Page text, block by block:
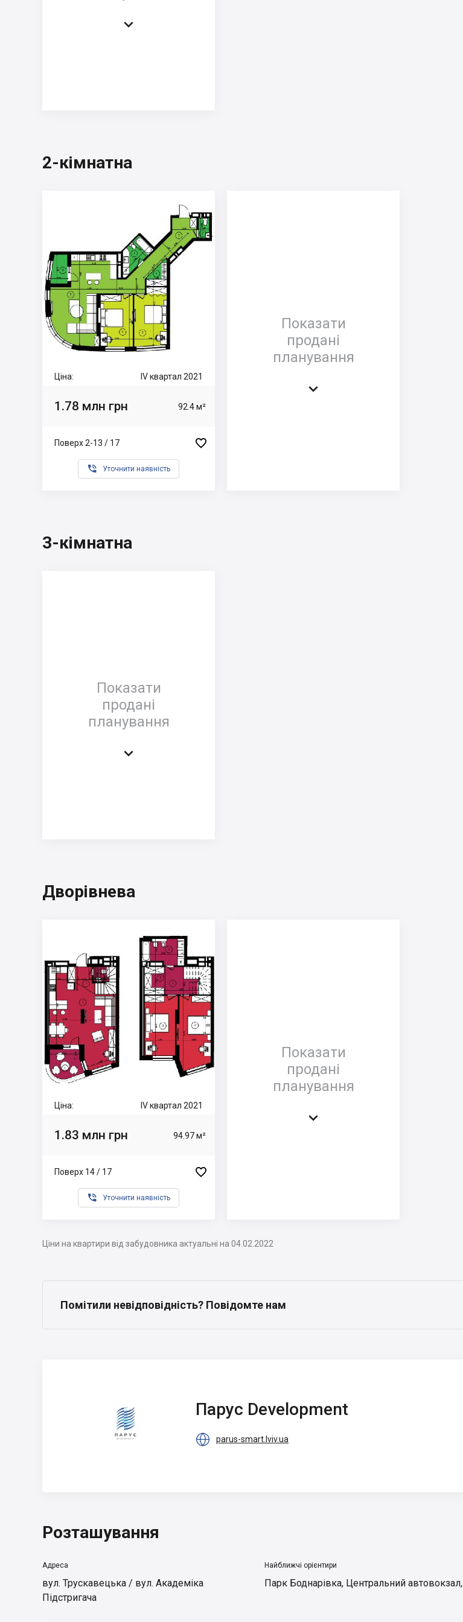

2-кімнатна
Ціна: IV квартал 2021
1.78 млн грн 92.4 м²
Поверх 2-13 / 17 
 Уточнити наявність
Показати
продані
планування

3-кімнатна
Показати
продані
планування

Дворівнева
Ціна: IV квартал 2021
1.83 млн грн 94.97 м²
Поверх 14 / 17 
 Уточнити наявність
Показати
продані
планування

Ціни на квартири від забудовника актуальні на 04.02.2022
Помітили невідповідність? Повідомте нам
Парус Development
 parus-smart.lviv.ua
Розташування
Адреса
вул. Трускавецька / вул. Академіка
Підстригача
Найближчі орієнтири
Парк Боднарівка, Центральний автовокзал,